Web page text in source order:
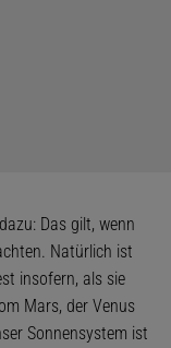
Das gilt, wenn
Natürlich ist
insofern, als sie
Mars, der Venus
Sonnensystem ist